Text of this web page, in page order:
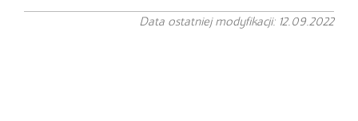
Data ostatniej modyfikacji: 12.09.2022